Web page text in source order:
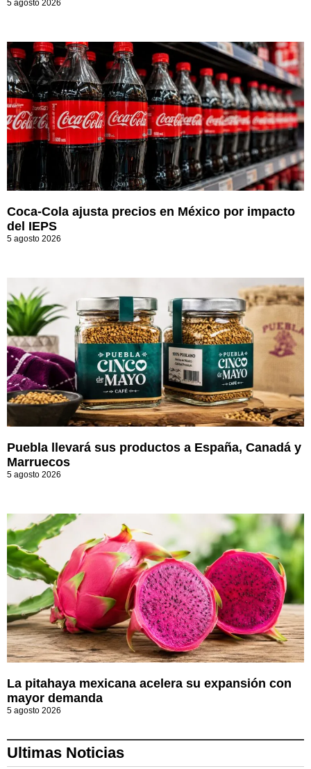
5 agosto 2026
Coca-Cola ajusta precios en México por impacto
del IEPS
5 agosto 2026
Puebla llevará sus productos a España, Canadá y
Marruecos
5 agosto 2026
La pitahaya mexicana acelera su expansión con
mayor demanda
5 agosto 2026
Ultimas Noticias